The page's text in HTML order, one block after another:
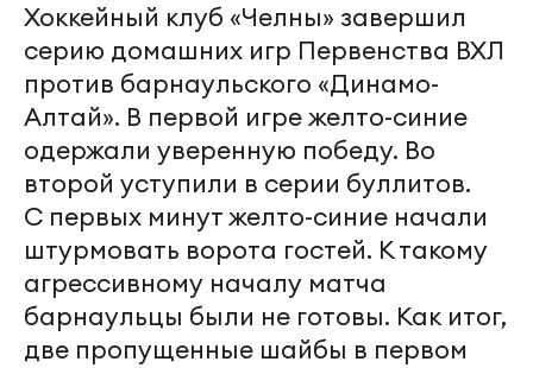
Хоккейный клуб «Челны» завершил
серию домашних игр Первенства ВХЛ
против барнаульского «Динамо-
Алтай». В первой игре желто-синие
одержали уверенную победу. Во
второй уступили в серии буллитов.
С первых минут желто-синие начали
штурмовать ворота гостей. К такому
агрессивному началу матча
барнаульцы были не готовы. Как итог,
две пропущенные шайбы в первом